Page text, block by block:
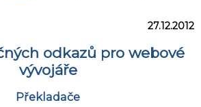
27.12.2012
odkazů pro webové
vývojáře
Překladače